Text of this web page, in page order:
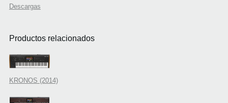
Descargas
Productos relacionados
KRONOS (2014)